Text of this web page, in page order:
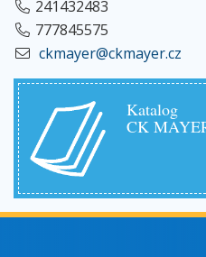
241432483
777845575
ckmayer@ckmayer.cz
Katalog
CK